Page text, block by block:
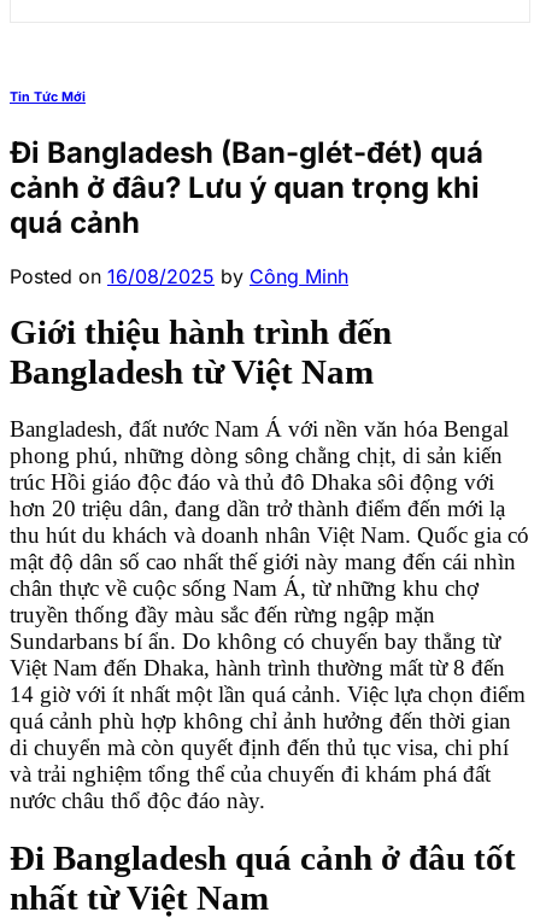
Tin Tức Mới
Đi Bangladesh (Ban-glét-đét) quá
cảnh ở đâu? Lưu ý quan trọng khi
quá cảnh
Posted on 16/08/2025 by Công Minh
Giới thiệu hành trình đến
Bangladesh từ Việt Nam
Bangladesh, đất nước Nam Á với nền văn hóa Bengal
phong phú, những dòng sông chằng chịt, di sản kiến
trúc Hồi giáo độc đáo và thủ đô Dhaka sôi động với
hơn 20 triệu dân, đang dần trở thành điểm đến mới lạ
thu hút du khách và doanh nhân Việt Nam. Quốc gia có
mật độ dân số cao nhất thế giới này mang đến cái nhìn
chân thực về cuộc sống Nam Á, từ những khu chợ
truyền thống đầy màu sắc đến rừng ngập mặn
Sundarbans bí ẩn. Do không có chuyến bay thẳng từ
Việt Nam đến Dhaka, hành trình thường mất từ 8 đến
14 giờ với ít nhất một lần quá cảnh. Việc lựa chọn điểm
quá cảnh phù hợp không chỉ ảnh hưởng đến thời gian
di chuyển mà còn quyết định đến thủ tục visa, chi phí
và trải nghiệm tổng thể của chuyến đi khám phá đất
nước châu thổ độc đáo này.
Đi Bangladesh quá cảnh ở đâu tốt
nhất từ Việt Nam